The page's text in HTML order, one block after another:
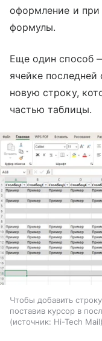
оформление и
формулы.
Еще один способ
ячейке
новую строку,
частью таблицы.
Чтобы добавить
поставив курсор в
источник: Hi-Tech Mail